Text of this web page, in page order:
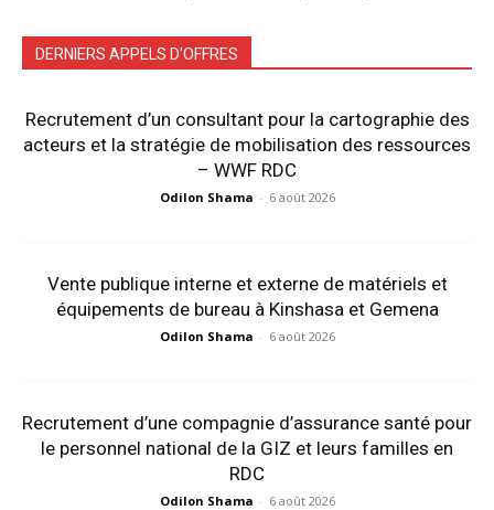
DERNIERS APPELS D'OFFRES
Recrutement d’un consultant pour la cartographie des
acteurs et la stratégie de mobilisation des ressources
– WWF RDC
Odilon Shama - 6 août 2026
Vente publique interne et externe de matériels et
équipements de bureau à Kinshasa et Gemena
Odilon Shama - 6 août 2026
Recrutement d’une compagnie d’assurance santé pour
le personnel national de la GIZ et leurs familles en
RDC
Odilon Shama - 6 août 2026